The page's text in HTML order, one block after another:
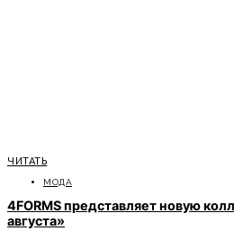
ЧИТАТЬ
МОДА
4FORMS представляет новую
августа»